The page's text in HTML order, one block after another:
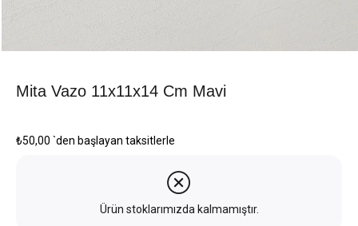
Mita Vazo 11x11x14 Cm Mavi
₺50,00 `den başlayan taksitlerle
Ürün stoklarımızda kalmamıştır.